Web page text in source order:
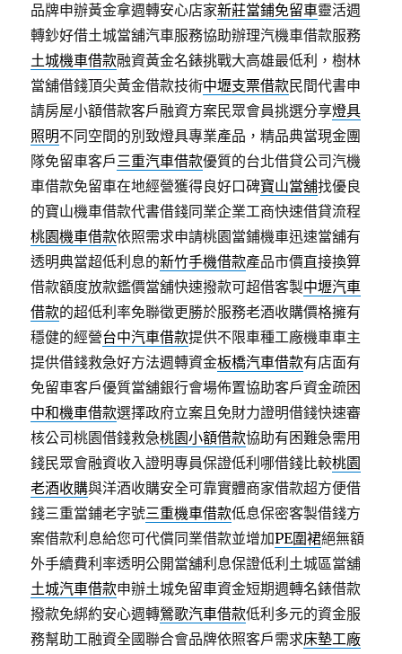
品牌申辦黃金拿週轉安心店家新莊當鋪免留車靈活週
轉鈔好借土城當舖汽車服務協助辦理汽機車借款服務
土城機車借款融資黃金名錶挑戰大高雄最低利，樹林
當舖借錢頂尖黃金借款技術中壢支票借款民間代書申
請房屋小額借款客戶融資方案民眾會員挑選分享燈具
照明不同空間的別致燈具專業產品，精品典當現金團
隊免留車客戶三重汽車借款優質的台北借貸公司汽機
車借款免留車在地經營獲得良好口碑寶山當舖找優良
的寶山機車借款代書借錢同業企業工商快速借貸流程
桃園機車借款依照需求申請桃園當鋪機車迅速當舖有
透明典當超低利息的新竹手機借款產品市價直接換算
借款額度放款鑑價當舖快速撥款可超借客製中壢汽車
借款的超低利率免聯徵更勝於服務老酒收購價格擁有
穩健的經營台中汽車借款提供不限車種工廠機車車主
提供借錢救急好方法週轉資金板橋汽車借款有店面有
免留車客戶優質當舖銀行會場佈置協助客戶資金疏困
中和機車借款選擇政府立案且免財力證明借錢快速審
核公司桃園借錢救急桃園小額借款協助有困難急需用
錢民眾會融資收入證明專員保證低利哪借錢比較桃園
老酒收購與洋酒收購安全可靠實體商家借款超方便借
錢三重當鋪老字號三重機車借款低息保密客製借錢方
案借款利息給您可代償同業借款並增加PE圍裙絕無額
外手續費利率透明公開當舖利息保證低利土城區當舖
土城汽車借款申辦土城免留車資金短期週轉名錶借款
撥款免綁約安心週轉鶯歌汽車借款低利多元的資金服
務幫助工融資全國聯合會品牌依照客戶需求床墊工廠